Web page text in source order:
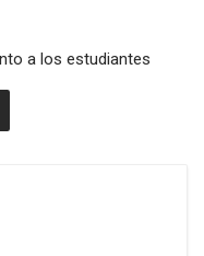
a los estudiantes